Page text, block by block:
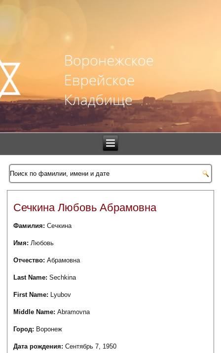
Сечкина Любовь Абрамовна
Фамилия:Сечкина
Имя:Любовь
Отчество:Абрамовна
Last Name:Sechkina
First Name: Lyubov
Middle Name:Abramovna
Город: Воронеж
Дата рождения:Сентябрь 7, 1950